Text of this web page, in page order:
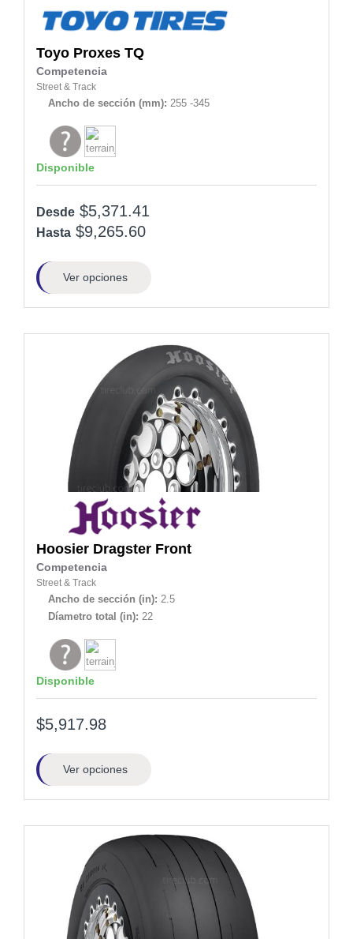
Toyo Proxes TQ
Competencia
Street & Track
Ancho de sección (mm): 255 -345
Disponible
Desde $5,371.41
Hasta $9,265.60
Ver opciones
Hoosier Dragster Front
Competencia
Street & Track
Ancho de sección (in): 2.5
Díametro total (in): 22
Disponible
$5,917.98
Ver opciones